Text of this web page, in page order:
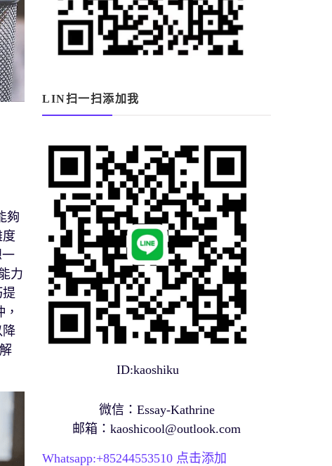
夠
力
降
LIN扫一扫添加我
ID:kaoshiku
微信：Essay-Kathrine
邮箱： kaoshicool@outlook.com
Whatsapp:+85244553510 点击添加